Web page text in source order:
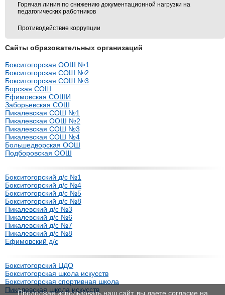
Горячая линия по снижению документационной нагрузки на
педагогических работников
Противодействие коррупции
Сайты образовательных организаций
Бокситогорская ООШ №1
Бокситогорская СОШ №2
Бокситогорская СОШ №3
Борская СОШ
Ефимовская СОШИ
Заборьевская СОШ
Пикалевская СОШ №1
Пикалевская ООШ №2
Пикалевская СОШ №3
Пикалевская СОШ №4
Большедворская ООШ
Подборовская ООШ
Бокситогорский д/с №1
Бокситогорский д/с №4
Бокситогорский д/с №5
Бокситогорский д/с №8
Пикалевский д/с №3
Пикалевский д/с №6
Пикалевский д/с №7
Пикалевский д/с №8
Ефимовский д/с
Бокситогорский ЦДО
Бокситогорская школа искусств
Бокситогорская спортивная школа
Пикалевская школа искусств
Продолжая использовать наш сайт, вы даете согласие на